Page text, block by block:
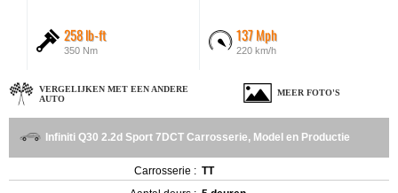
258 lb-ft
350 Nm
137 Mph
220 km/h
VERGELIJKEN MET EEN ANDERE
AUTO
MEER FOTO'S
Infiniti Q30 2.2d Sport 7DCT Carrosserie, Model en Productie
Carrosserie : TT